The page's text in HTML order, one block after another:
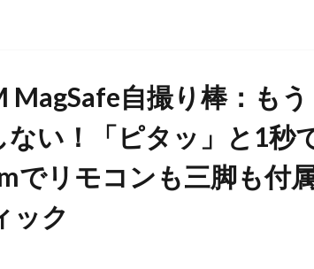
MagSafe自撮り棒：もう
い！「ピタッ」と1秒
でリモコンも三脚も付
ック